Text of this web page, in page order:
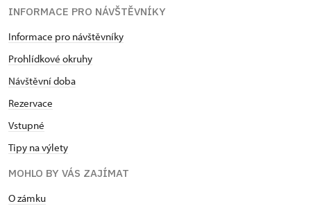
INFORMACE PRO NÁVŠTĚVNÍKY
Informace pro návštěvníky
Prohlídkové okruhy
Návštěvní doba
Rezervace
Vstupné
Tipy na výlety
MOHLO BY VÁS ZAJÍMAT
O zámku